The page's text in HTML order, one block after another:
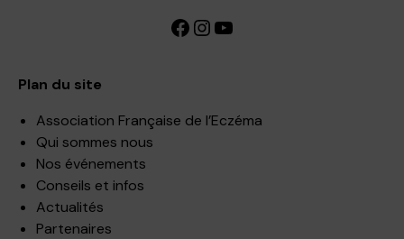
Facebook InstagramYouTube
Plan du site
Association Française de l’Eczéma
Qui sommes nous
Nos événements
Conseils et infos
Actualités
Partenaires